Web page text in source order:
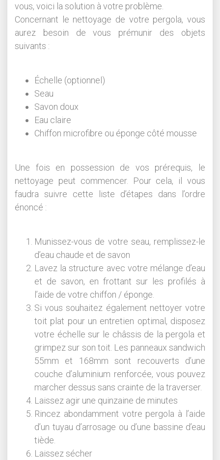
vous, voici la solution à votre problème.
Concernant le nettoyage de votre pergola, vous
aurez besoin de vous prémunir des objets
suivants :
Échelle (optionnel)
Seau
Savon doux
Eau claire
Chiffon microfibre ou éponge côté mousse
Une fois en possession de vos prérequis, le
nettoyage peut commencer. Pour cela, il vous
faudra suivre cette liste d’étapes dans l’ordre
énoncé :
Munissez-vous de votre seau, remplissez-le
d’eau chaude et de savon
Lavez la structure avec votre mélange d’eau
et de savon, en frottant sur les profilés à
l’aide de votre chiffon / éponge.
Si vous souhaitez également nettoyer votre
toit plat pour un entretien optimal, disposez
votre échelle sur le châssis de la pergola et
grimpez sur son toit. Les panneaux sandwich
55mm et 168mm sont recouverts d’une
couche d’aluminium renforcée, vous pouvez
marcher dessus sans crainte de la traverser.
Laissez agir une quinzaine de minutes
Rincez abondamment votre pergola à l’aide
d’un tuyau d’arrosage ou d’une bassine d’eau
tiède.
Laissez sécher